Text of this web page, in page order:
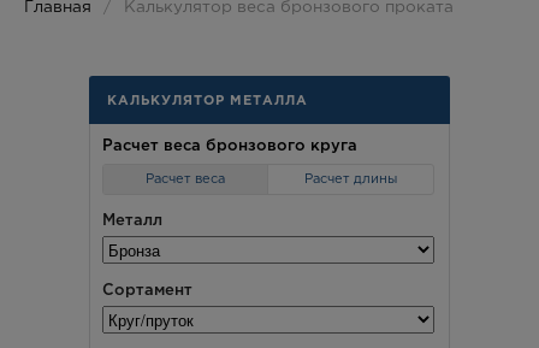
Главная Калькулятор веса бронзового проката